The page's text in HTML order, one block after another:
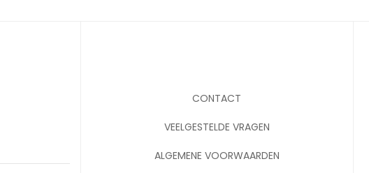
CONTACT
VEELGESTELDE VRAGEN
ALGEMENE VOORWAARDEN